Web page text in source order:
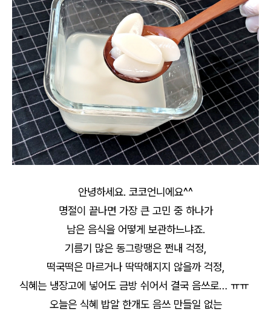
안녕하세요. 코코언니에요^^
명절이 끝나면 가장 큰 고민 중 하나가
남은 음식을 어떻게 보관하느냐죠.
기름기 많은 동그랑땡은 쩐내 걱정,
떡국떡은 마르거나 딱딱해지지 않을까 걱정,
식혜는 냉장고에 넣어도 금방 쉬어서 결국 음쓰로… ㅠㅠ
오늘은 식혜 밥알 한개도 음쓰 만들일 없는